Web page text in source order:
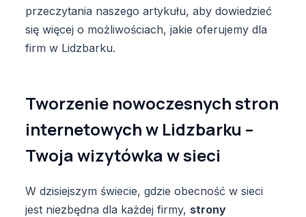
przeczytania naszego artykułu, aby dowiedzieć
się więcej o możliwościach, jakie oferujemy dla
firm w Lidzbarku.
Tworzenie nowoczesnych stron
internetowych w Lidzbarku –
Twoja wizytówka w sieci
W dzisiejszym świecie, gdzie obecność w sieci
jest niezbędna dla każdej firmy, strony